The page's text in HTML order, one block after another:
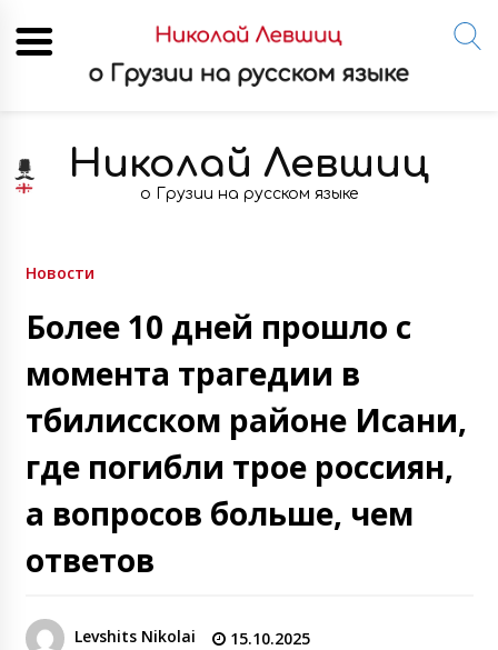
content
Николай Левшиц
о Грузии на русском языке
Новости
Более 10 дней прошло с
момента трагедии в
тбилисском районе Исани,
где погибли трое россиян,
а вопросов больше, чем
ответов
Levshits Nikolai 15.10.2025